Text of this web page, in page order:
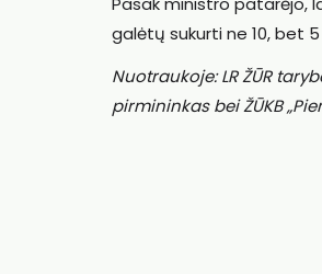
galėtų sukurti ne 10, bet
Nuotraukoje: LR ŽŪR
pirmininkas bei ŽŪKB